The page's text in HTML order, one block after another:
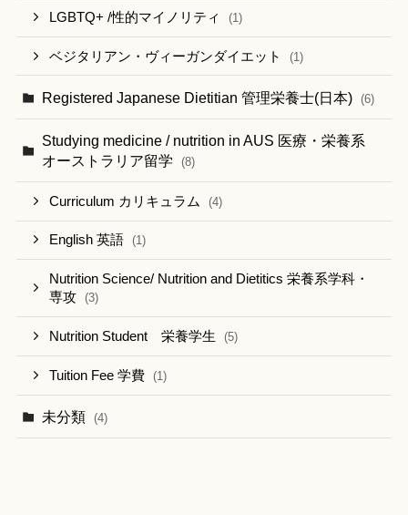
LGBTQ+ /性的マイノリティ (1)
ベジタリアン・ヴィーガンダイエット (1)
Registered Japanese Dietitian 管理栄養士(日本) (6)
Studying medicine / nutrition in AUS 医療・栄養系
オーストラリア留学
(8)
Curriculum カリキュラム (4)
English 英語 (1)
Nutrition Science/ Nutrition and Dietitics 栄養系学科・
専攻
(3)
Nutrition Student 栄養学生 (5)
Tuition Fee 学費 (1)
未分類 (4)